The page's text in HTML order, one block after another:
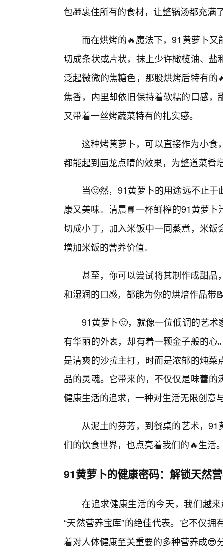
包🎁裹住所有的食材，让整锅汤都充满
而在烘烤的🔥魔法下，91黄萝卜
切成条状或片状，抹上少许橄榄油、
泛起微微的焦糖色，那股烘烤后特有
焦香，内里却依旧保持着软糯的口感
又带着一丝烤蔬菜特有的扎实感。
这种烤黄萝卜，可以直接作为小食
都能起到画龙点睛的效果，为整道菜肴
当🙂然，91黄萝卜的用途远不止
康又美味。清晨📘一杯鲜榨的91黄萝
切成小丁，加入米饭中一同蒸煮，米
增加米饭的营养价值。
甚至，你可以尝试将其制作成甜品
和湿润的口感，都能为你的烘焙作品带
91黄萝卜🙂，就像一位低调的艺
有华丽的外表，却有着一颗金子般的
是清爽的沙拉主打，时而是浓郁的炖
品的灵魂。它带来的，不仅仅是味蕾
健康生活的追求，一种对生活无限创意
从泥土的芬芳，到餐桌的艺术，
们的饮食世界，也点亮着我们的🔥生活
91黄萝卜的健康密码：解锁天然
在追求健康生活的今天，我们越
“天然营养宝库”的绝佳代表。它不仅
着对人体健康至关重要的多种营养成😎